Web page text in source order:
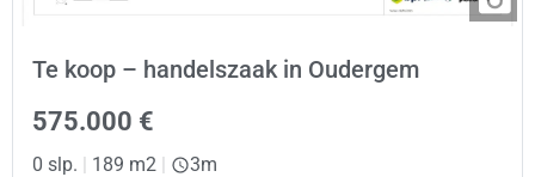
Te koop – handelszaak in Oudergem
575.000 €
0 slp. | 189 m2 | 3m